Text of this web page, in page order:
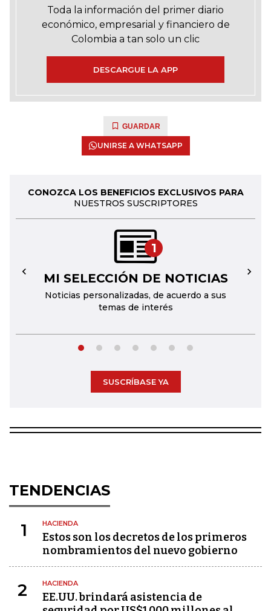
Toda la información del primer diario
económico, empresarial y financiero de
Colombia a tan solo un clic
DESCARGUE LA APP
GUARDAR
UNIRSE A WHATSAPP
CONOZCA LOS BENEFICIOS EXCLUSIVOS PARA
NUESTROS SUSCRIPTORES
1
MI SELECCIÓN DE NOTICIAS
Noticias personalizadas, de acuerdo a sus
temas de interés
← →
SUSCRÍBASE YA
TENDENCIAS
1 HACIENDA
Estos son los decretos de los primeros
nombramientos del nuevo gobierno
2 HACIENDA
EE.UU. brindará asistencia de